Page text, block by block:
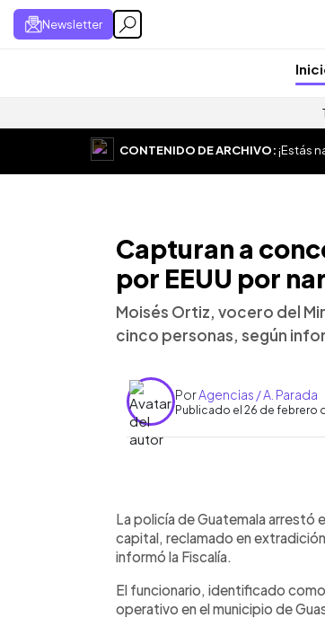
Newsletter
CONTENIDO DE ARCHIVO:¡Estás
Capturan a
por EEUU por
Moisés Ortiz, vocero del
cinco personas, según
PorAgencias / A. Parada
Publicado el 26 de febrero
► Escuchar artículo
La policía de Guatemala arrestó
capital, reclamado en
informó la Fiscalía.
El funcionario, identificado
operativo en el municipio de